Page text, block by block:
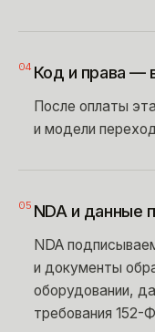
04 Код и права —
После оплаты
и модели
05 NDA и данные
NDA
и документы
оборудовании,
требования 152-